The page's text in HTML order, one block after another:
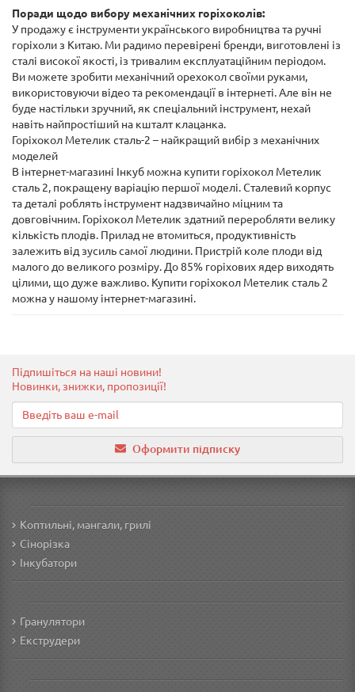
Поради щодо вибору механічних горіхоколів:
У продажу є інструменти українського виробництва та ручні
горіхоли з Китаю. Ми радимо перевірені бренди, виготовлені із
сталі високої якості, із тривалим експлуатаційним періодом.
Ви можете зробити механічний орехокол своїми руками,
використовуючи відео та рекомендації в інтернеті. Але він не
буде настільки зручний, як спеціальний інструмент, нехай
навіть найпростіший на кшталт клацанка.
Горіхокол Метелик сталь-2 – найкращий вибір з механічних
моделей
В інтернет-магазині Інкуб можна купити горіхокол Метелик
сталь 2, покращену варіацію першої моделі. Сталевий корпус
та деталі роблять інструмент надзвичайно міцним та
довговічним. Горіхокол Метелик здатний переробляти велику
кількість плодів. Прилад не втомиться, продуктивність
залежить від зусиль самої людини. Пристрій коле плоди від
малого до великого розміру. До 85% горіхових ядер виходять
цілими, що дуже важливо. Купити горіхокол Метелик сталь 2
можна у нашому інтернет-магазині.
Підпишіться на наші новини!
Новинки, знижки, пропозиції!
Оформити підписку
Коптильні, мангали, грилі
Сінорізка
Інкубатори
Гранулятори
Екструдери